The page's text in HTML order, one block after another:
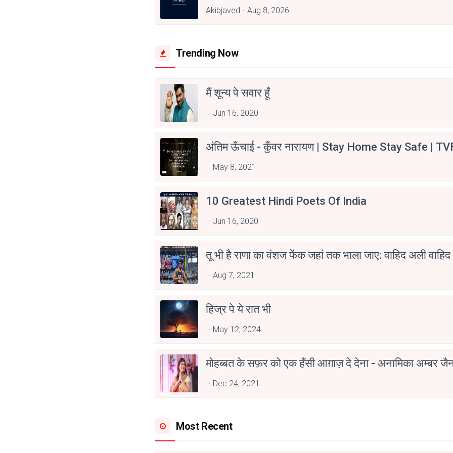
Akibjaved Aug 8, 2026
Trending Now
मैं शून्य पे सवार हूँ
Jun 16, 2020
अंतिम ऊँचाई - कुँवर नारायण | Stay Home Stay Safe |
Aspirants
May 8, 2021
10 Greatest Hindi Poets Of India
Jun 16, 2020
तू भी है राणा का वंशज फेंक जहां तक भाला जाए: वाहिद अली वाहिद
Aug 7, 2021
हिज्र पे ये रात भी
May 12, 2024
मोहब्बत के सफ़र को एक हँसी आग़ाज़ दे देना - अनामिका अम्बर
Dec 24, 2021
Most Recent